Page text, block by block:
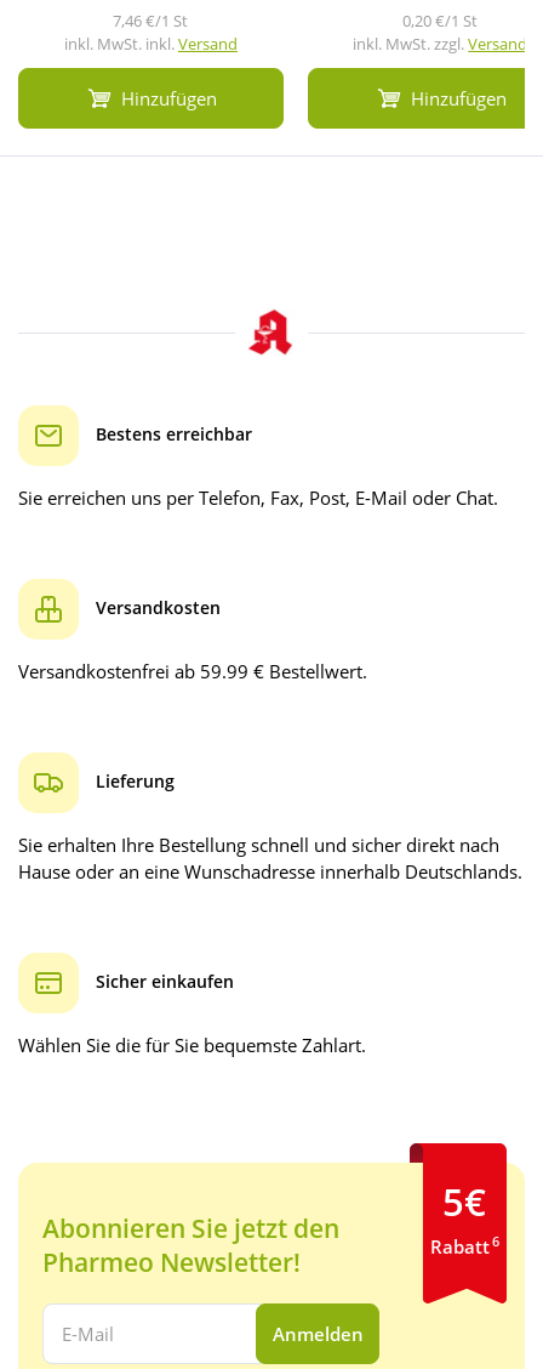
7,46 €/1 St
inkl. MwSt. inkl.Versand
Hinzufügen
0,20 €/1 St
inkl. MwSt. zzgl.Versand
Hinzufügen
Bestens erreichbar
Sie erreichen uns per Telefon, Fax, Post, E-Mail oder Chat.
Versandkosten
Versandkostenfrei ab 59.99 € Bestellwert.
Lieferung
Sie erhalten Ihre Bestellung schnell und sicher direkt nach
Hause oder an eine Wunschadresse innerhalb Deutschlands.
Sicher einkaufen
Wählen Sie die für Sie bequemste Zahlart.
Abonnieren Sie jetzt den
Pharmeo Newsletter!
Ihre E-Mail Adresse:
Anmelden
5€
Rabatt6